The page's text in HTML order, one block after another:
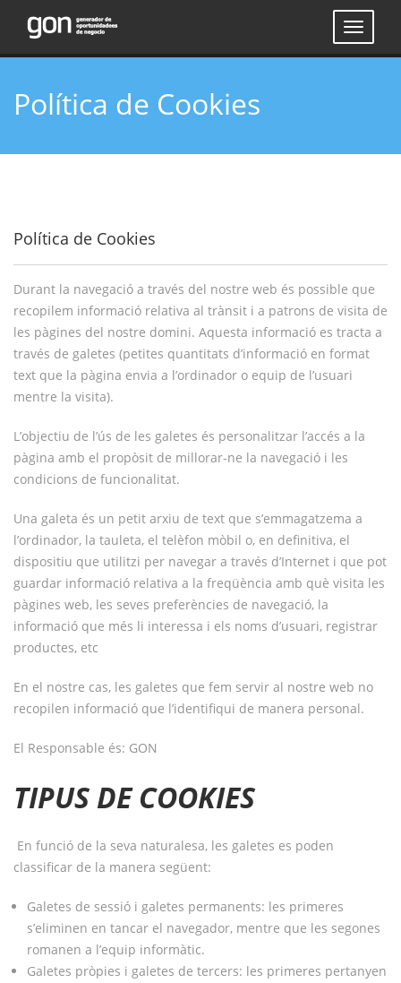
Política de Cookies
Política de Cookies
Durant la navegació a través del nostre web és possible que
recopilem informació relativa al trànsit i a patrons de visita de
les pàgines del nostre domini. Aquesta informació es tracta a
través de galetes (petites quantitats d’informació en format
text que la pàgina envia a l’ordinador o equip de l’usuari
mentre la visita).
L’objectiu de l’ús de les galetes és personalitzar l’accés a la
pàgina amb el propòsit de millorar-ne la navegació i les
condicions de funcionalitat.
Una galeta és un petit arxiu de text que s’emmagatzema a
l’ordinador, la tauleta, el telèfon mòbil o, en definitiva, el
dispositiu que utilitzi per navegar a través d’Internet i que pot
guardar informació relativa a la freqüència amb què visita les
pàgines web, les seves preferències de navegació, la
informació que més li interessa i els noms d’usuari, registrar
productes, etc
En el nostre cas, les galetes que fem servir al nostre web no
recopilen informació que l’identifiqui de manera personal.
El Responsable és: GON
TIPUS DE COOKIES
En funció de la seva naturalesa, les galetes es poden
classificar de la manera següent:
Galetes de sessió i galetes permanents: les primeres
s’eliminen en tancar el navegador, mentre que les segones
romanen a l’equip informàtic.
Galetes pròpies i galetes de tercers: les primeres pertanyen